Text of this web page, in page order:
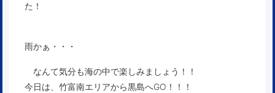
た！
雨かぁ・・・
なんて気分も海の中で楽しみましょう！！
今日は、竹富南エリアから黒島へGO！！！